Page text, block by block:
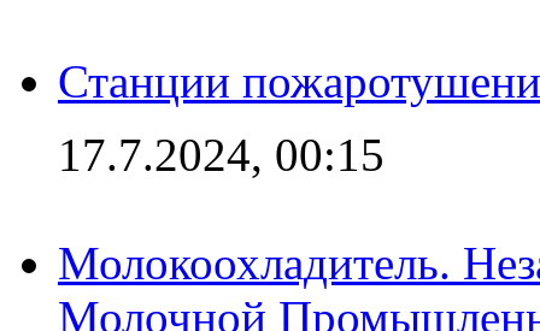
Станции
17.7.2024, 00:15
Молокоохладитель.
Молочной